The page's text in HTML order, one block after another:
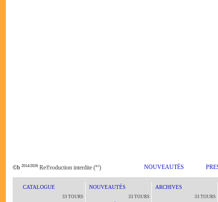
©b 2014/2026 Re℗roduction interdite (ici) NOUVEAUTÉS
CATALOGUE
33 TOURS
NOUVEAUTÉS
33 TOURS
ARCHIVES
33 TOURS